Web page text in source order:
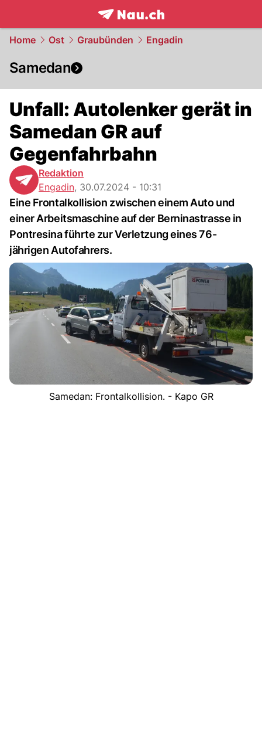
frontpage.NAU.ch
Home Ost Graubünden Engadin
Samedan
Unfall: Autolenker gerät in
Samedan GR auf
Gegenfahrbahn
Redaktion
Engadin, 30.07.2024 - 10:31
Eine Frontalkollision zwischen einem Auto und
einer Arbeitsmaschine auf der Berninastrasse in
Pontresina führte zur Verletzung eines 76-
jährigen Autofahrers.
Samedan: Frontalkollision. - Kapo GR